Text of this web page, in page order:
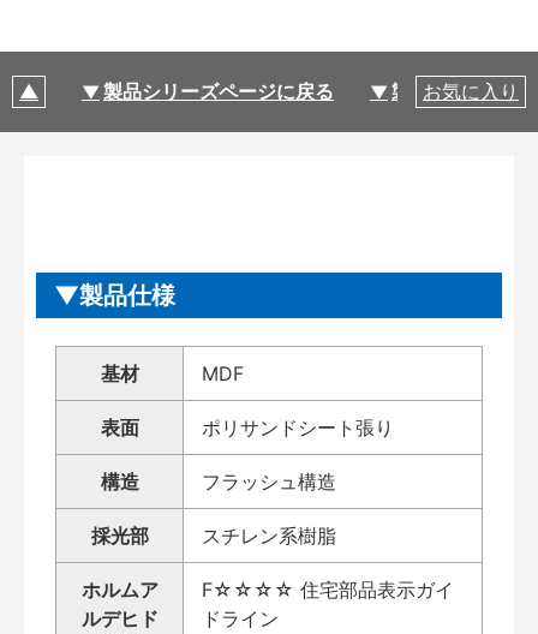
製品シリーズページに戻る 製品仕様
お気に入り
製品仕様
基材 MDF
表面 ポリサンドシート張り
構造 フラッシュ構造
採光部 スチレン系樹脂
ホルムア
ルデヒド
F☆☆☆☆ 住宅部品表示ガイ
ドライン